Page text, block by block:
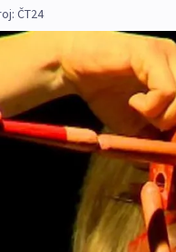
ČT24